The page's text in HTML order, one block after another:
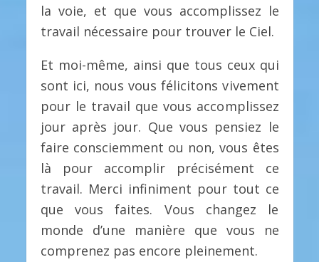
la voie, et que vous accomplissez le
travail nécessaire pour trouver le Ciel.
Et moi-même, ainsi que tous ceux qui
sont ici, nous vous félicitons vivement
pour le travail que vous accomplissez
jour après jour. Que vous pensiez le
faire consciemment ou non, vous êtes
là pour accomplir précisément ce
travail. Merci infiniment pour tout ce
que vous faites. Vous changez le
monde d’une manière que vous ne
comprenez pas encore pleinement.